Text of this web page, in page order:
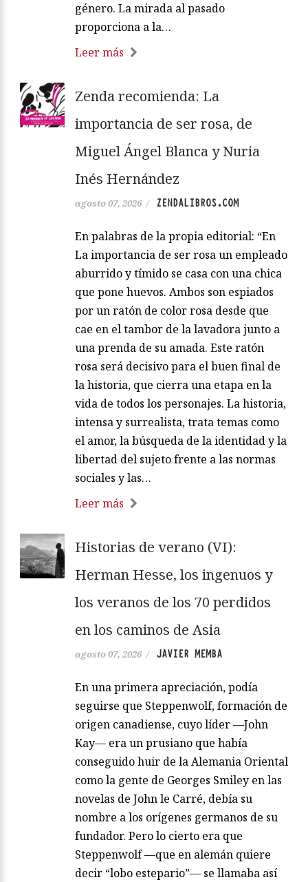
género. La mirada al pasado
proporciona a la…
Leer más
Zenda recomienda: La
importancia de ser rosa, de
Miguel Ángel Blanca y Nuria
Inés Hernández
agosto 07, 2026 / ZENDALIBROS.COM
En palabras de la propia editorial: “En
La importancia de ser rosa un empleado
aburrido y tímido se casa con una chica
que pone huevos. Ambos son espiados
por un ratón de color rosa desde que
cae en el tambor de la lavadora junto a
una prenda de su amada. Este ratón
rosa será decisivo para el buen final de
la historia, que cierra una etapa en la
vida de todos los personajes. La historia,
intensa y surrealista, trata temas como
el amor, la búsqueda de la identidad y la
libertad del sujeto frente a las normas
sociales y las…
Leer más
Historias de verano (VI):
Herman Hesse, los ingenuos y
los veranos de los 70 perdidos
en los caminos de Asia
agosto 07, 2026 / JAVIER MEMBA
En una primera apreciación, podía
seguirse que Steppenwolf, formación de
origen canadiense, cuyo líder —John
Kay— era un prusiano que había
conseguido huir de la Alemania Oriental
como la gente de Georges Smiley en las
novelas de John le Carré, debía su
nombre a los orígenes germanos de su
fundador. Pero lo cierto era que
Steppenwolf —que en alemán quiere
decir “lobo estepario”— se llamaba así